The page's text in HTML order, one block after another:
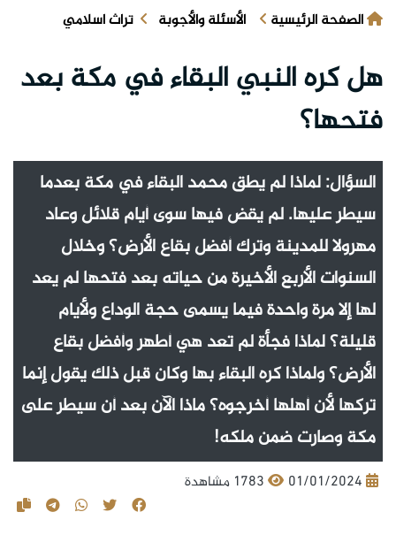
الصفحة الرئيسية الأسئلة والأجوبة تراث اسلامي
هل كره النبي البقاء في مكة بعد
فتحها؟
السؤال: لماذا لم يطق محمد البقاء في مكة بعدما
سيطر عليها. لم يقض فيها سوى أيام قلائل وعاد
مهرولا للمدينة وترك أفضل بقاع الأرض؟ وخلال
السنوات الأربع الأخيرة من حياته بعد فتحها لم يعد
لها إلا مرة واحدة فيما يسمى حجة الوداع ولأيام
قليلة؟ لماذا فجأة لم تعد هي أطهر وأفضل بقاع
الأرض؟ ولماذا كره البقاء بها وكان قبل ذلك يقول إنما
تركها لأن أهلها أخرجوه؟ ماذا الآن بعد أن سيطر على
مكة وصارت ضمن ملكه!
01/01/2024 1783 مشاهدة